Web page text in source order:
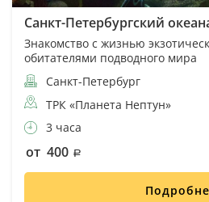
Санкт-Петербургский
Знакомство с жизнью
обитателями подводного мира
Санкт-Петербург
ТРК «Планета Нептун»
3 часа
от 400